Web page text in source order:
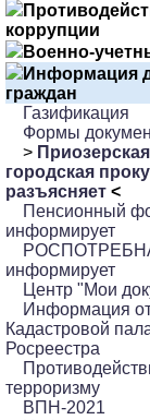
коррупции
Военно-
Информация
граждан
Газификация
Формы
> Приозерская
городская
разъясняет <
Пенсионный
информирует
информирует
Центр "Мои
Информация
Кадастровой
Росреестра
терроризму
ВПН-2021